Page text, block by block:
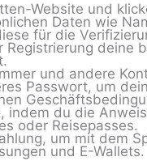
Website und
Daten wie
für die
Registrierung deine
und andere
Passwort, um
indem du die
oder Reisepasses.
um mit dem
und E-Wallets.